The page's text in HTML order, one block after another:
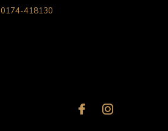
0174-418130